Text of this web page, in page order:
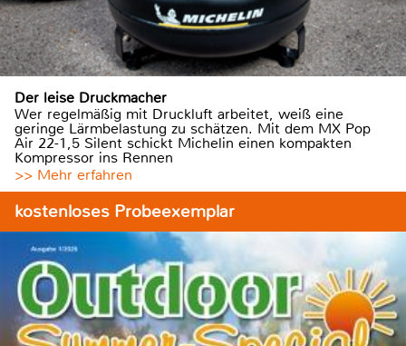
Der leise Druckmacher
Wer regelmäßig mit Druckluft arbeitet, weiß eine
geringe Lärmbelastung zu schätzen. Mit dem MX Pop
Air 22-1,5 Silent schickt Michelin einen kompakten
Kompressor ins Rennen
>> Mehr erfahren
kostenloses Probeexemplar